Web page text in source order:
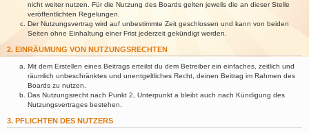
nicht weiter nutzen. Für die Nutzung des Boards gelten jeweils die an dieser Stelle
veröffentlichten Regelungen.
Der Nutzungsvertrag wird auf unbestimmte Zeit geschlossen und kann von beiden
Seiten ohne Einhaltung einer Frist jederzeit gekündigt werden.
2. EINRÄUMUNG VON NUTZUNGSRECHTEN
Mit dem Erstellen eines Beitrags erteilst du dem Betreiber ein einfaches, zeitlich und
räumlich unbeschränktes und unentgeltliches Recht, deinen Beitrag im Rahmen des
Boards zu nutzen.
Das Nutzungsrecht nach Punkt 2, Unterpunkt a bleibt auch nach Kündigung des
Nutzungsvertrages bestehen.
3. PFLICHTEN DES NUTZERS